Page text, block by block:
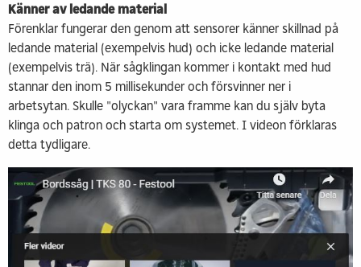
Känner av ledande material
Förenklar fungerar den genom att sensorer känner skillnad på
ledande material (exempelvis hud) och icke ledande material
(exempelvis trä). När sågklingan kommer i kontakt med hud
stannar den inom 5 millisekunder och försvinner ner i
arbetsytan. Skulle "olyckan" vara framme kan du själv byta
klinga och patron och starta om systemet. I videon förklaras
detta tydligare.